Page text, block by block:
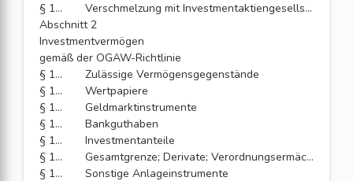
§ 191
Verschmelzung mit Investmentaktiengesellschaften mit veränderlichem Kapital
Abschnitt 2
Investmentvermögen
gemäß der OGAW-Richtlinie
§ 192
Zulässige Vermögensgegenstände
§ 193
Wertpapiere
§ 194
Geldmarktinstrumente
§ 195
Bankguthaben
§ 196
Investmentanteile
§ 197
Gesamtgrenze; Derivate; Verordnungsermächtigung
§ 198
Sonstige Anlageinstrumente